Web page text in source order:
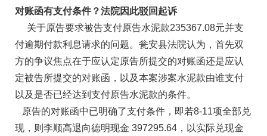
对账函有支付条件？法院因此驳回起诉
关于原告要求被告支付原告水泥款235367.08元并支
付逾期付款利息请求的问题。瓮安县法院认为，首先双
方的争议焦点在于应认定原告所提交的对账函还是应认
定被告所提交的对账函，以及本案涉案水泥款由谁支付
以及是否已经达到支付原告水泥款的条件。
原告的对账函中已明确了支付条件，即若8-11项全部兑
现，则李顺高退向德明现金 397295.64，以实际兑现金